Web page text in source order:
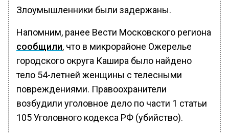
Злоумышленники были задержаны.
Напомним, ранее Вести Московского региона
сообщили, что в микрорайоне Ожерелье
городского округа Кашира было найдено
тело 54-летней женщины с телесными
повреждениями. Правоохранители
возбудили уголовное дело по части 1 статьи
105 Уголовного кодекса РФ (убийство).